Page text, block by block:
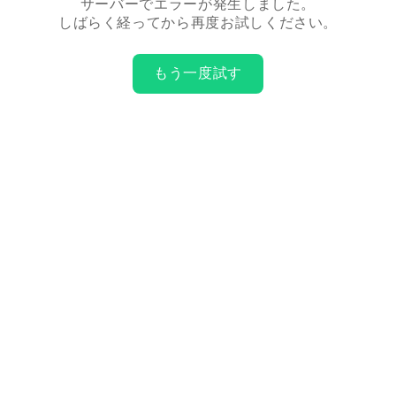
サーバーでエラーが発生しました。
しばらく経ってから再度お試しください。
もう一度試す